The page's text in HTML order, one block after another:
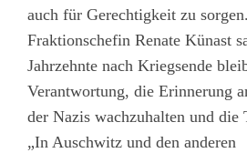
auch für Gerechtigkeit zu
Fraktionschefin Renate Künast
Jahrzehnte nach Kriegsende
Verantwortung, die Erinnerung
der Nazis wachzuhalten und die
„In Auschwitz und den anderen